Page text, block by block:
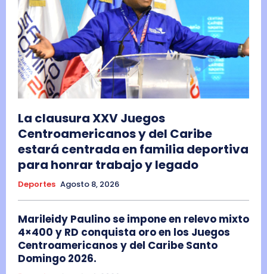
La clausura XXV Juegos
Centroamericanos y del Caribe
estará centrada en familia deportiva
para honrar trabajo y legado
Deportes Agosto 8, 2026
Marileidy Paulino se impone en relevo mixto
4×400 y RD conquista oro en los Juegos
Centroamericanos y del Caribe Santo
Domingo 2026.